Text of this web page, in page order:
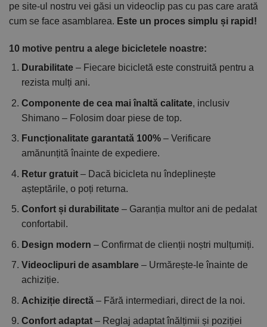
pe site-ul nostru vei găsi un videoclip pas cu pas care arată
cum se face asamblarea. Este un proces simplu și rapid!
10 motive pentru a alege bicicletele noastre:
Durabilitate– Fiecare bicicletă este construită pentru a
rezista mulți ani.
Componente de cea mai înaltă calitate, inclusiv
Shimano – Folosim doar piese de top.
Funcționalitate garantată 100%– Verificare
amănunțită înainte de expediere.
Retur gratuit– Dacă bicicleta nu îndeplinește
așteptările, o poți returna.
Confort și durabilitate– Garanția multor ani de pedalat
confortabil.
Design modern – Confirmat de clienții noștri mulțumiți.
Videoclipuri de asamblare– Urmărește-le înainte de
achiziție.
Achiziție directă– Fără intermediari, direct de la noi.
Confort adaptat– Reglaj adaptat înălțimii și poziției